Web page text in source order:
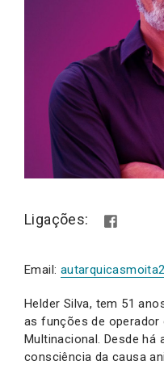
Ligações:
Email:
Helder Silva, tem 51
as funções de
Multinacional. Desde há
consciência da causa